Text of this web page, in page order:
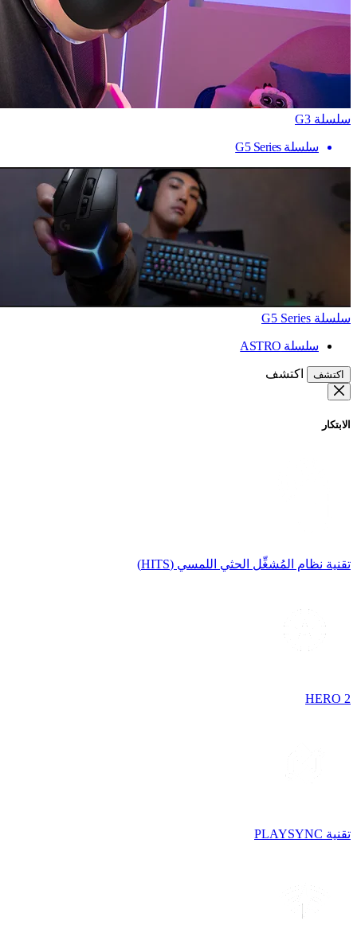
سلسلة G3
سلسلة G5 Series
سلسلة G5 Series
سلسلة ASTRO
اكتشف اكتشف
الابتكار
تقنية نظام المُشغِّل الحثي اللمسي (HITS)
HERO 2
تقنية PLAYSYNC